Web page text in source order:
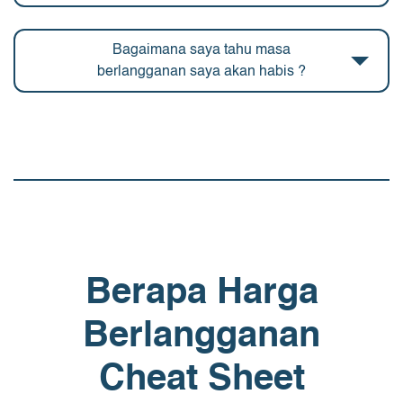
Bagaimana saya tahu masa
berlangganan saya akan habis ?
Berapa Harga
Berlangganan
Cheat Sheet